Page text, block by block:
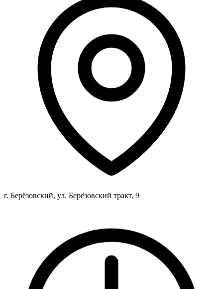
г. Берёзовский, ул. Берёзовский тракт, 9